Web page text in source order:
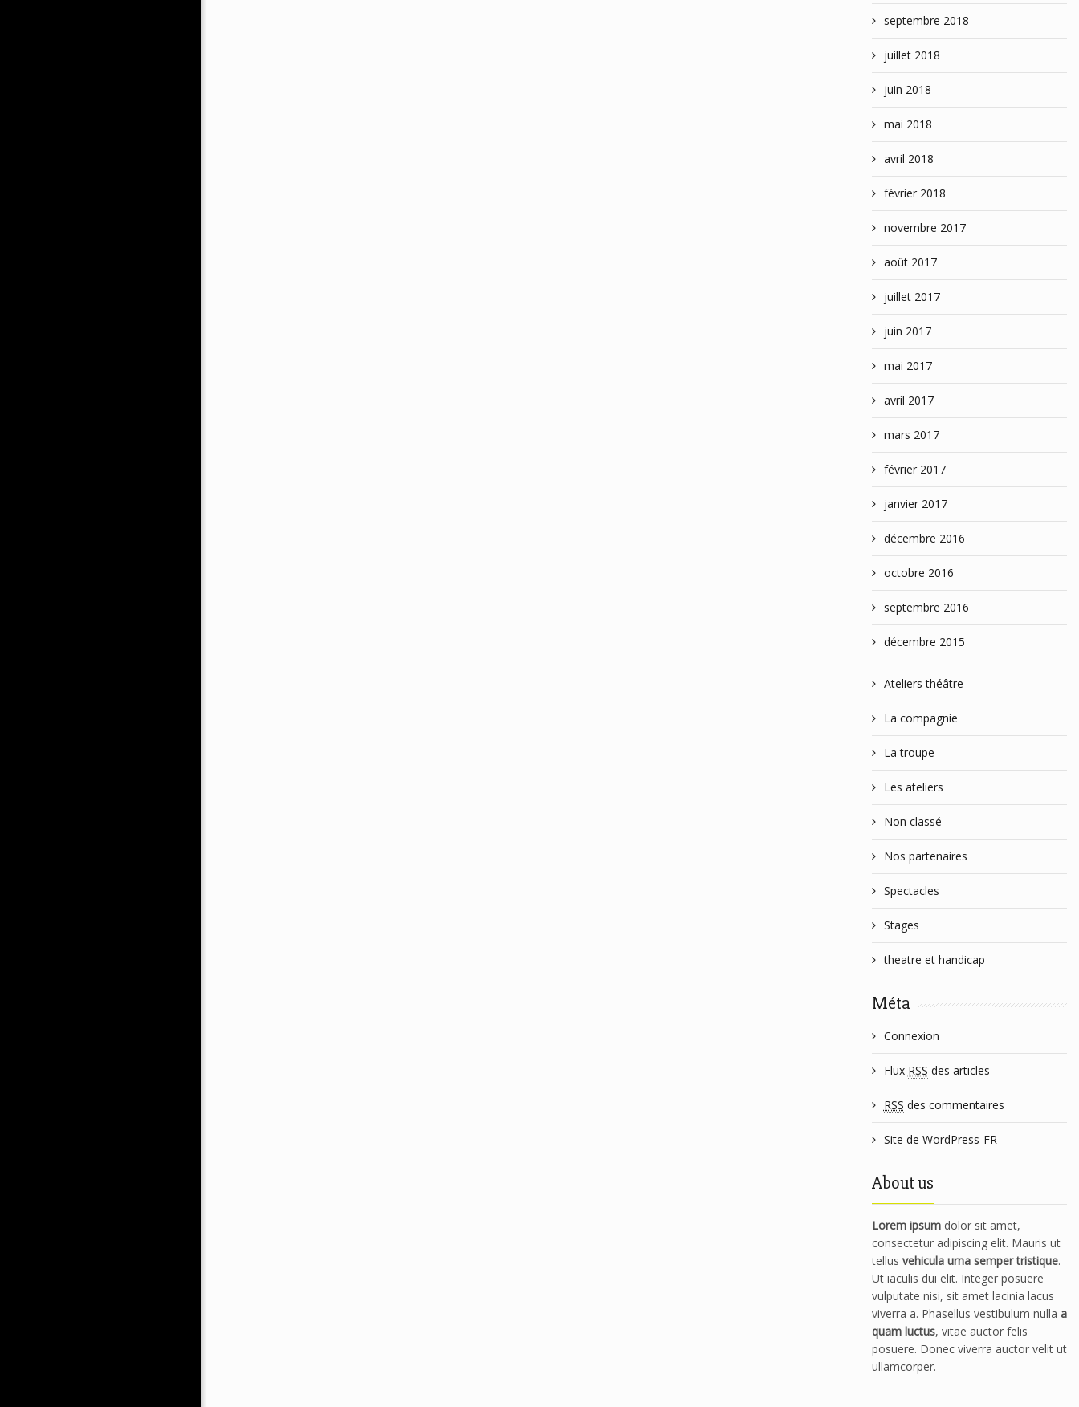
septembre 2018
juillet 2018
juin 2018
mai 2018
avril 2018
février 2018
novembre 2017
août 2017
juillet 2017
juin 2017
mai 2017
avril 2017
mars 2017
février 2017
janvier 2017
décembre 2016
octobre 2016
septembre 2016
décembre 2015
Ateliers théâtre
La compagnie
La troupe
Les ateliers
Non classé
Nos partenaires
Spectacles
Stages
theatre et handicap
Méta
Connexion
Flux RSS des articles
RSS des commentaires
Site de WordPress-FR
About us
Lorem ipsumdolor sit amet,
consectetur adipiscing elit. Mauris ut
tellus vehicula urna semper tristique.
Ut iaculis dui elit. Integer posuere
vulputate nisi, sit amet lacinia lacus
viverra a. Phasellus vestibulum nulla a
quam luctus, vitae auctor felis
posuere. Donec viverra auctor velit ut
ullamcorper.